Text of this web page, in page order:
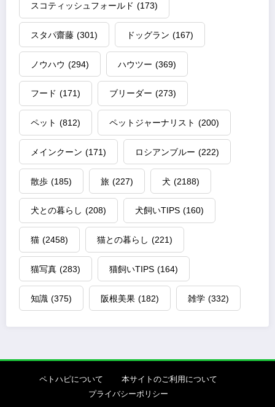
スコティッシュフォールド (173)
スタパ齋藤 (301) ドッグラン (167)
ノウハウ (294) ハウツー (369)
フード (171) ブリーダー (273)
ペット (812) ペットジャーナリスト (200)
メインクーン (171) ロシアンブルー (222)
散歩 (185) 旅 (227) 犬 (2188)
犬との暮らし (208) 犬飼いTIPS (160)
猫 (2458) 猫との暮らし (221)
猫写真 (283) 猫飼いTIPS (164)
知識 (375) 阪根美果 (182) 雑学 (332)
ペトハピについて
本サイトのご利用について
プライバシーポリシー